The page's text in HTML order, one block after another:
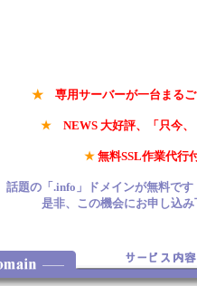
★ 専用サーバーが一台まる
★ NEWS 大好評、「只今
★ 無料SSL作業代
話題の「.info」ドメインが無料です
是非、この機会にお申し込